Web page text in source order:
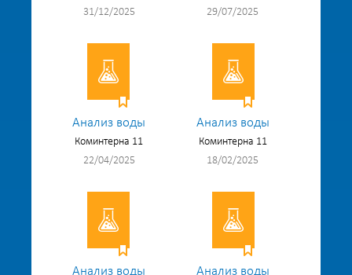
31/12/2025 29/07/2025
Анализ воды
Коминтерна 11
22/04/2025
Анализ воды
Коминтерна 11
18/02/2025
Анализ воды Анализ воды